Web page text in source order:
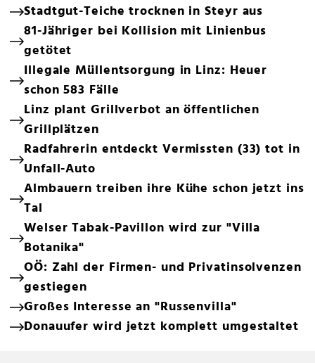
Stadtgut-Teiche trocknen in Steyr aus
81-Jähriger bei Kollision mit Linienbus
getötet
Illegale Müllentsorgung in Linz: Heuer
schon 583 Fälle
Linz plant Grillverbot an öffentlichen
Grillplätzen
Radfahrerin entdeckt Vermissten (33) tot in
Unfall-Auto
Almbauern treiben ihre Kühe schon jetzt ins
Tal
Welser Tabak-Pavillon wird zur "Villa
Botanika"
OÖ: Zahl der Firmen- und Privatinsolvenzen
gestiegen
Großes Interesse an "Russenvilla"
Donauufer wird jetzt komplett umgestaltet